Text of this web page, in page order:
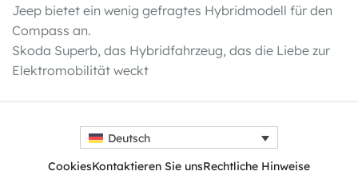
Jeep bietet ein wenig gefragtes Hybridmodell für den
Compass an.
Skoda Superb, das Hybridfahrzeug, das die Liebe zur
Elektromobilität weckt
Deutsch
CookiesKontaktieren Sie unsRechtliche Hinweise